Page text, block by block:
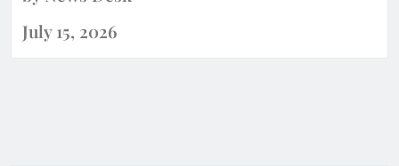
July 15, 2026